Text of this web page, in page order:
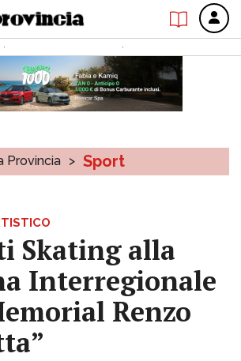
Provincia > Sport
Skating alla
Interregionale
Renzo